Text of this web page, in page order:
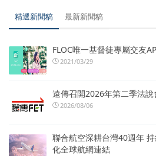
精選新聞稿 最新新聞稿
FLOC唯一基督徒專屬交友
2021/03/29
遠傳召開2026年第二季法說
2026/08/06
聯合航空深耕台灣40週年
化全球航網連結